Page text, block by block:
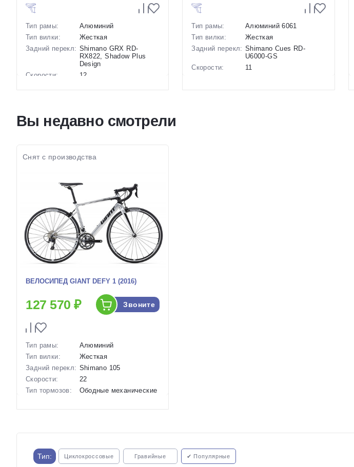
Тип рамы:
Алюминий
Тип вилки:
Жесткая
Задний перекл: Shimano GRX RD-
RX822, Shadow Plus
Design
Скорости:
12
Диаметр
колес:
28 дюймов
Артикул: 1130218
Тип рамы:
Алюминий 6061
Тип вилки:
Жесткая
Задний перекл: Shimano Cues RD-
U6000-GS
Скорости:
11
Вы недавно смотрели
Снят с производства
ВЕЛОСИПЕД GIANT DEFY 1 (2016)
127 570 ₽ Звоните
Тип рамы:
Алюминий
Тип вилки:
Жесткая
Задний перекл: Shimano 105
Скорости:
22
Тип тормозов:
Ободные механические
Тип: Циклокроссовые Гравийные ✔ Популярные